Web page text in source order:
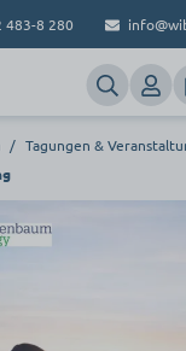
483-8 280
/ Tagungen &